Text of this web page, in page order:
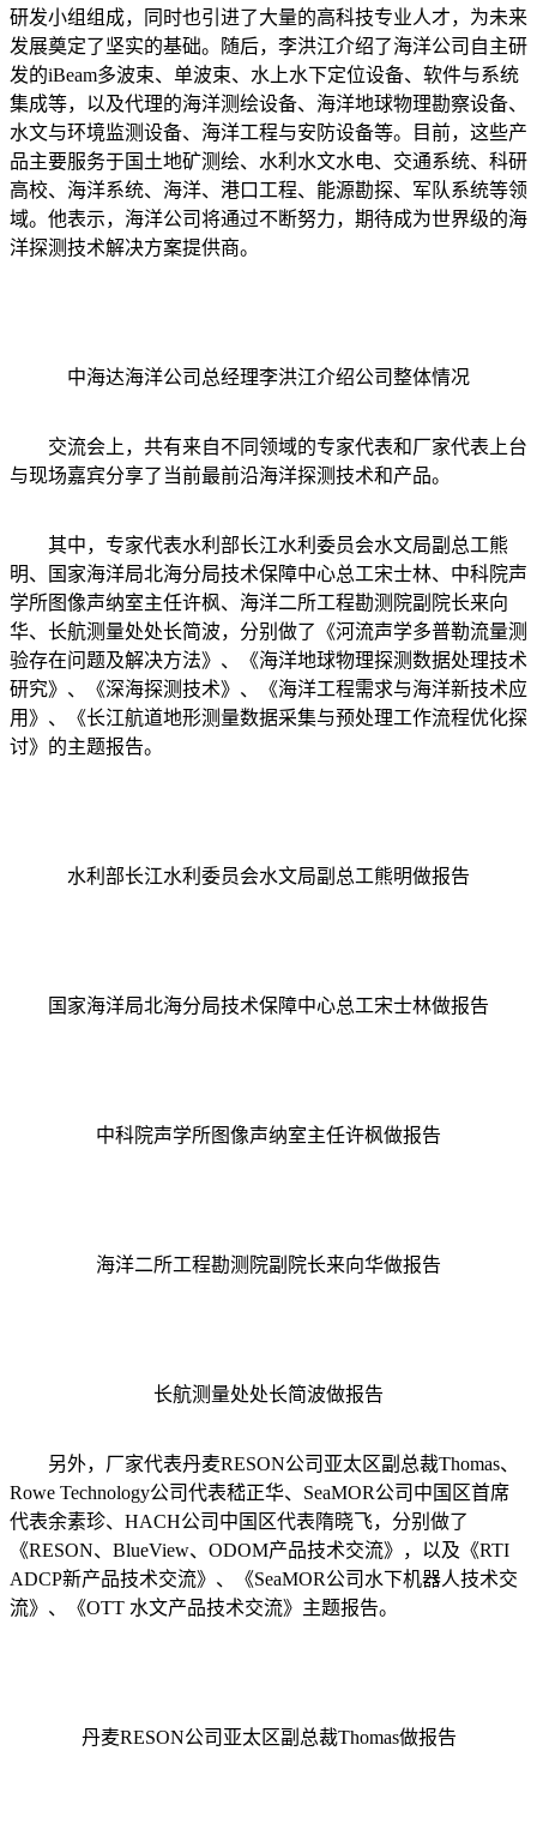
研发小组组成，同时也引进了大量的高科技专业人才，为未来
发展奠定了坚实的基础。随后，李洪江介绍了海洋公司自主研
发的iBeam多波束、单波束、水上水下定位设备、软件与系统
集成等，以及代理的海洋测绘设备、海洋地球物理勘察设备、
水文与环境监测设备、海洋工程与安防设备等。目前，这些产
品主要服务于国土地矿测绘、水利水文水电、交通系统、科研
高校、海洋系统、海洋、港口工程、能源勘探、军队系统等领
域。他表示，海洋公司将通过不断努力，期待成为世界级的海
洋探测技术解决方案提供商。
中海达海洋公司总经理李洪江介绍公司整体情况
交流会上，共有来自不同领域的专家代表和厂家代表上台
与现场嘉宾分享了当前最前沿海洋探测技术和产品。
其中，专家代表水利部长江水利委员会水文局副总工熊
明、国家海洋局北海分局技术保障中心总工宋士林、中科院声
学所图像声纳室主任许枫、海洋二所工程勘测院副院长来向
华、长航测量处处长简波，分别做了《河流声学多普勒流量测
验存在问题及解决方法》、《海洋地球物理探测数据处理技术
研究》、《深海探测技术》、《海洋工程需求与海洋新技术应
用》、《长江航道地形测量数据采集与预处理工作流程优化探
讨》的主题报告。
水利部长江水利委员会水文局副总工熊明做报告
国家海洋局北海分局技术保障中心总工宋士林做报告
中科院声学所图像声纳室主任许枫做报告
海洋二所工程勘测院副院长来向华做报告
长航测量处处长简波做报告
另外，厂家代表丹麦RESON公司亚太区副总裁Thomas、
Rowe Technology公司代表嵇正华、SeaMOR公司中国区首席
代表余素珍、HACH公司中国区代表隋晓飞，分别做了
《RESON、BlueView、ODOM产品技术交流》，以及《RTI
ADCP新产品技术交流》、《SeaMOR公司水下机器人技术交
流》、《OTT 水文产品技术交流》主题报告。
丹麦RESON公司亚太区副总裁Thomas做报告